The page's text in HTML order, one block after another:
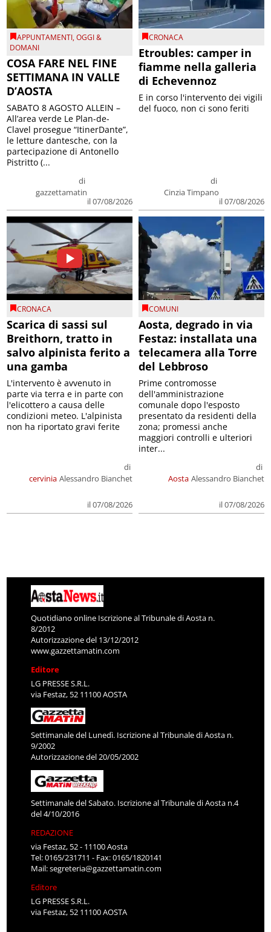
APPUNTAMENTI,OGGI &
DOMANI
COSA FARE NEL FINE
SETTIMANA IN VALLE
D’AOSTA
di
gazzettamatin
il 07/08/2026
SABATO 8 AGOSTO ALLEIN –
All’area verde Le Plan-de-
Clavel prosegue “ItinerDante”,
le letture dantesche, con la
partecipazione di Antonello
Pistritto (...
CRONACA
Etroubles: camper in
fiamme nella galleria
di Echevennoz
di
Cinzia Timpano
il 07/08/2026
E in corso l'intervento dei vigili
del fuoco, non ci sono feriti
CRONACA
Scarica di sassi sul
Breithorn, tratto in
salvo alpinista ferito a
una gamba
cervinia
di
Alessandro Bianchet
il 07/08/2026
L'intervento è avvenuto in
parte via terra e in parte con
l'elicottero a causa delle
condizioni meteo. L'alpinista
non ha riportato gravi ferite
COMUNI
Aosta, degrado in via
Festaz: installata una
telecamera alla Torre
del Lebbroso
Aosta
di
Alessandro Bianchet
il 07/08/2026
Prime contromosse
dell'amministrazione
comunale dopo l'esposto
presentato da residenti della
zona; promessi anche
maggiori controlli e ulteriori
inter...
Quotidiano online Iscrizione al Tribunale di Aosta n.
8/2012
Autorizzazione del 13/12/2012
www.gazzettamatin.com
Editore
LG PRESSE S.R.L.
via Festaz, 52 11100 AOSTA
Settimanale del Lunedì. Iscrizione al Tribunale di Aosta n.
9/2002
Autorizzazione del 20/05/2002
Settimanale del Sabato. Iscrizione al Tribunale di Aosta n.4
del 4/10/2016
REDAZIONE
via Festaz, 52 - 11100 Aosta
Tel: 0165/231711 - Fax: 0165/1820141
Mail:segreteria@gazzettamatin.com
Editore
LG PRESSE S.R.L.
via Festaz, 52 11100 AOSTA